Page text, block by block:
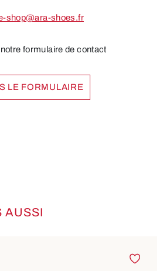
shop@ara-shoes.fr
formulaire de contact
LE FORMULAIRE
AUSSI